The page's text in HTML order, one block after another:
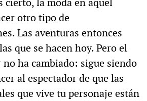
cierto, la moda en aquel
otro tipo de
Las aventuras entonces
que se hacen hoy. Pero el
ha cambiado: sigue siendo
al espectador de que las
que vive tu personaje están